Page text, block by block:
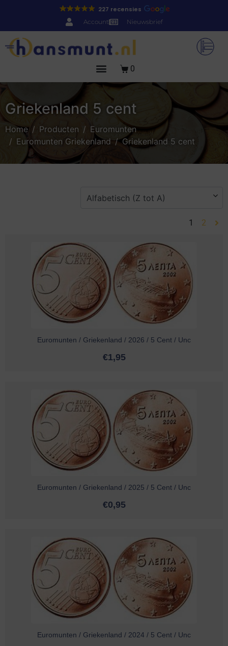
227 recensies
Account Nieuwsbrief
0
Griekenland 5 cent
Home Producten
Euromunten
Euromunten Griekenland
Griekenland 5 cent
1 2
Euromunten / Griekenland / 2026 / 5 Cent / Unc
€1,95
Euromunten / Griekenland / 2025 / 5 Cent / Unc
€0,95
Euromunten / Griekenland / 2024 / 5 Cent / Unc